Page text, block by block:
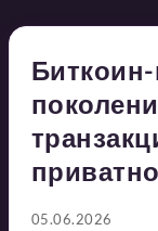
05.06.2026